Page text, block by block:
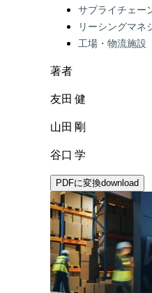
Categories:サプライチェー
リーシングマネ
工場・物流施設
著者
友田 健
山田 剛
谷口 学
PDFに変換download